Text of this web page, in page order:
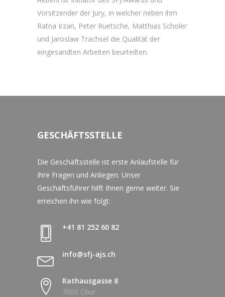
Vorsitzender der Jury, in welcher neben ihm
Ratna Irzan, Peter Ruetsche, Matthias Scholer
und Jaroslaw Trachsel die Qualität der
eingesandten Arbeiten beurteilten.
GESCHÄFTSSTELLE
Die Geschäftsstelle ist erste Anlaufstelle für
Ihre Fragen und Anliegen. Unser
Geschäftsführer hilft Ihnen gerne weiter. Sie
erreichen ihn wie folgt:
+41 81 252 60 82
info@sfj-ajs.ch
Rathausgasse 8
7000 Chur